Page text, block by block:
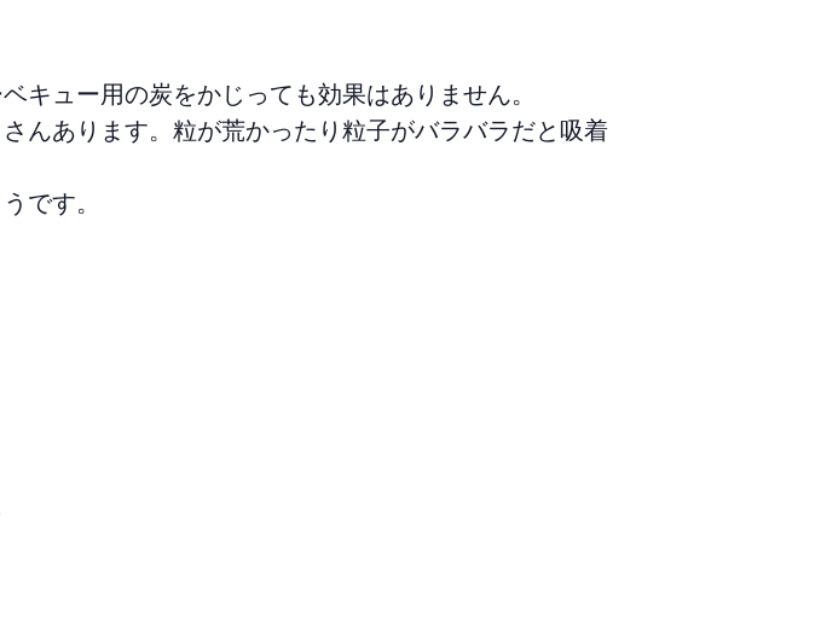
キュー用の炭をかじっても効果はありません。
んあります。粒が荒かったり粒子がバラバラだと吸着
です。